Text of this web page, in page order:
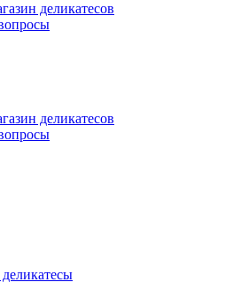
деликатесов
деликатесов